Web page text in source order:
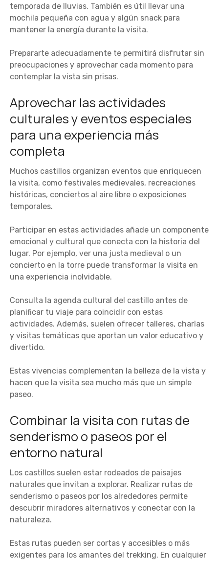
temporada de lluvias. También es útil llevar una
mochila pequeña con agua y algún snack para
mantener la energía durante la visita.
Prepararte adecuadamente te permitirá disfrutar sin
preocupaciones y aprovechar cada momento para
contemplar la vista sin prisas.
Aprovechar las actividades
culturales y eventos especiales
para una experiencia más
completa
Muchos castillos organizan eventos que enriquecen
la visita, como festivales medievales, recreaciones
históricas, conciertos al aire libre o exposiciones
temporales.
Participar en estas actividades añade un componente
emocional y cultural que conecta con la historia del
lugar. Por ejemplo, ver una justa medieval o un
concierto en la torre puede transformar la visita en
una experiencia inolvidable.
Consulta la agenda cultural del castillo antes de
planificar tu viaje para coincidir con estas
actividades. Además, suelen ofrecer talleres, charlas
y visitas temáticas que aportan un valor educativo y
divertido.
Estas vivencias complementan la belleza de la vista y
hacen que la visita sea mucho más que un simple
paseo.
Combinar la visita con rutas de
senderismo o paseos por el
entorno natural
Los castillos suelen estar rodeados de paisajes
naturales que invitan a explorar. Realizar rutas de
senderismo o paseos por los alrededores permite
descubrir miradores alternativos y conectar con la
naturaleza.
Estas rutas pueden ser cortas y accesibles o más
exigentes para los amantes del trekking. En cualquier